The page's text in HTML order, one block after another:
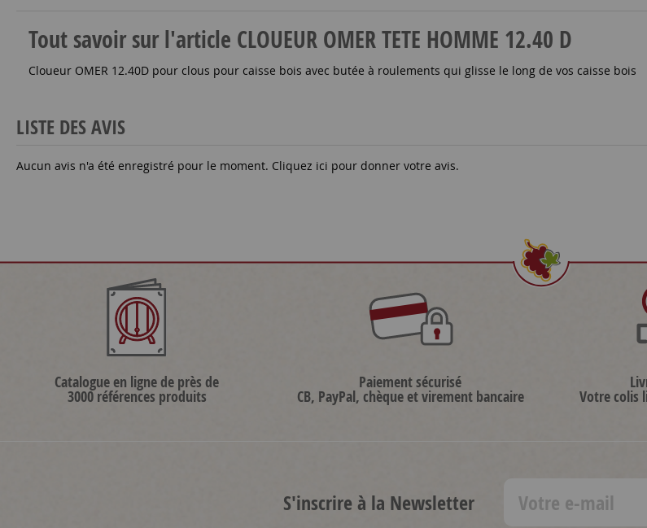
Tout savoir sur l'article CLOUEUR OMER TETE HOMME 12.40 D
Cloueur OMER 12.40D pour clous pour caisse bois avec butée à roulements qui glisse le long de vos caisse bois
LISTE DES AVIS
Aucun avis n'a été enregistré pour le moment. Cliquez ici pour donner votre avis.
Catalogue en ligne de près de
3000 références produits
Paiement sécurisé
CB, PayPal, chèque et virement bancaire Votre colis
S'inscrire à la Newsletter